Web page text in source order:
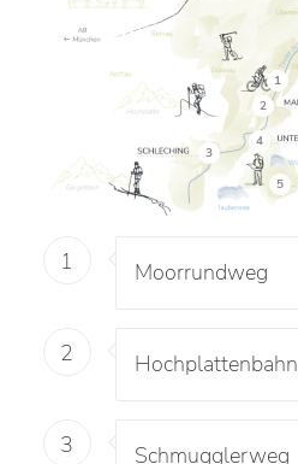
1
2
3
4
5
1 Moorrundweg
2 Hochplattenbahn
3 Schmugglerweg